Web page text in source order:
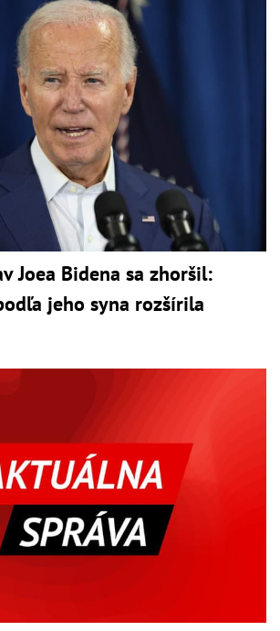
Joea Bidena sa zhoršil:
jeho syna rozšírila